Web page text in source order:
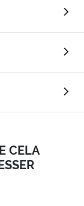
CELA